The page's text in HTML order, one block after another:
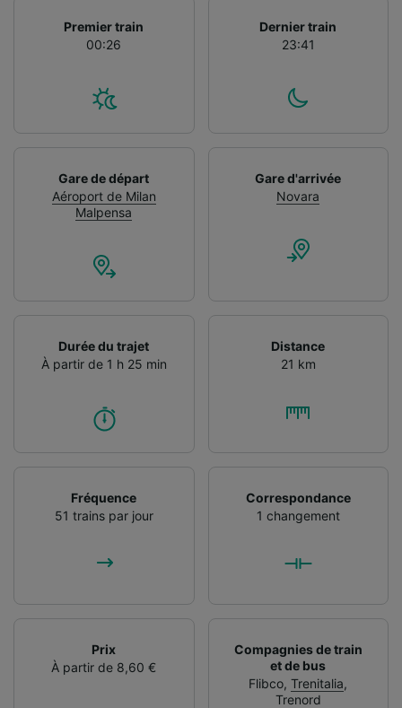
Premier train
00:26
Dernier train
23:41
Gare de départ
Aéroport de Milan
Malpensa
Gare d'arrivée
Novara
Durée du trajet
À partir de 1 h 25 min
Distance
21 km
Fréquence
51 trains par jour
Correspondance
1 changement
Prix
À partir de 8,60 €
Compagnies de train
et de bus
Flibco,Trenitalia,
Trenord